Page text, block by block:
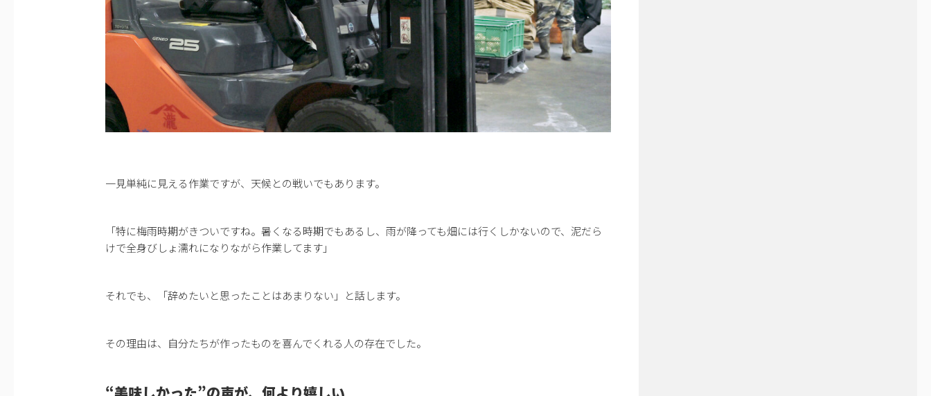
一見単純に見える作業ですが、天候との戦いでもあります。
「特に梅雨時期がきついですね。暑くなる時期でもあるし、雨が降っても畑には行くしかないので、泥だら
けで全身びしょ濡れになりながら作業してます」
それでも、「辞めたいと思ったことはあまりない」と話します。
その理由は、自分たちが作ったものを喜んでくれる人の存在でした。
“美味しかった”の声が、何より嬉しい